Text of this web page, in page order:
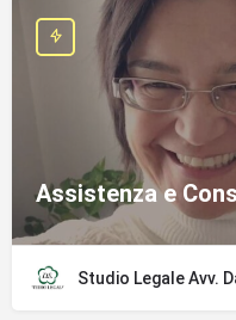
Assistenza e
Studio Legale Avv.